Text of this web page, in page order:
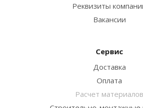
Реквизиты
Вакансии
Сервис
Доставка
Оплата
Расчет материалов